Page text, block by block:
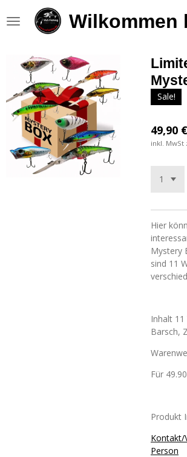
Hauptinhalt
Wilkommen
Sale!
49,90 €
inkl. MwSt
Hier
Mystery
sind 11
Inhalt
Barsch,
Für
Produkt
Kontakt/
Person